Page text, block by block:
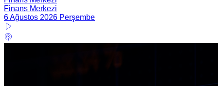
Finans Merkezi
6 Ağustos 2026 Perşembe